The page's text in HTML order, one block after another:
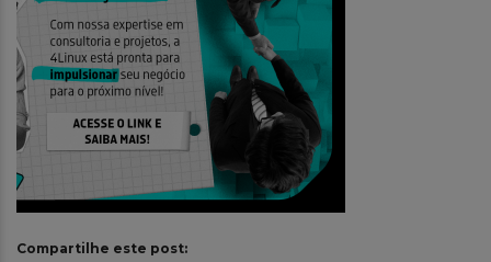
Compartilhe este post: